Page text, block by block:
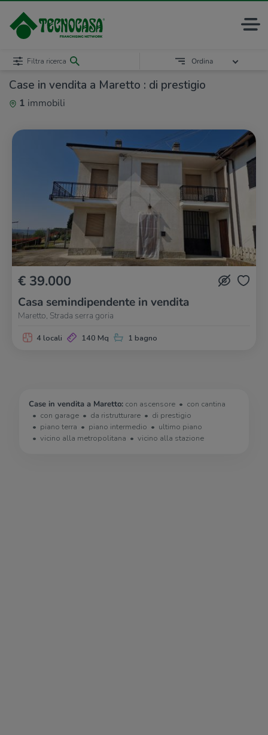
Case in vendita a Maretto : di prestigio
1 immobili
Filtra ricerca Ordina
€ 39.000
Casa semindipendente in vendita
Maretto, Strada serra goria
4 locali 140 Mq 1 bagno
Case in vendita a Maretto: con ascensore
con cantina
con garage
da ristrutturare
di prestigio
piano terra
piano intermedio
ultimo piano
vicino alla metropolitana
vicino alla stazione